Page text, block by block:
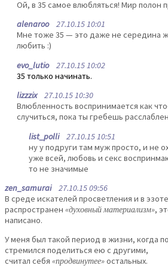
Ой, в 35 самое влюбляться! Мир полон
alenaroo27.10.15 10:01
Мне тоже 35 — это даже не середина
любить :)
evo_lutio27.10.15 10:02
35 только начинать.
lizzzix27.10.15 10:30
Влюбленность воспринимается как
случиться, пока ты гребешь
list_polli27.10.15 10:51
ну у подруги там муж просто, и не
уже всей, любовь и секс
то не значимые
zen_samurai27.10.15 09:56
В среде искателей просветления и в
распространен «духовный материализм»,
написано.
У меня был такой период в жизни, когда
стремился поделиться ею с другими,
считал себя «продвинутее»остальных.